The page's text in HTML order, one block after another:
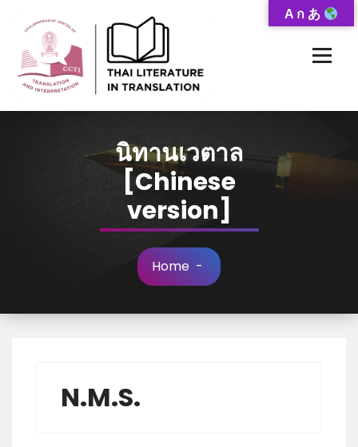
Content
นิทานเวตาล
[Chinese
version]
Home -
N.M.S.
A ก あ